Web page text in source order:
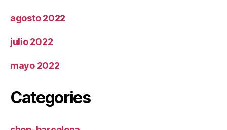
agosto 2022
julio 2022
mayo 2022
Categories